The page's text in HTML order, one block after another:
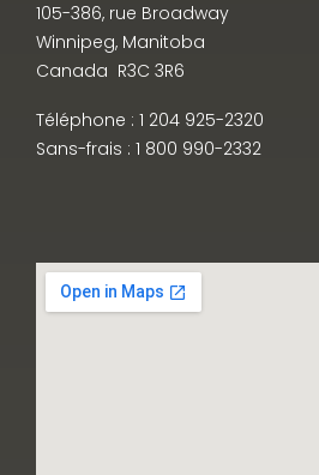
105-386, rue Broadway
Winnipeg, Manitoba
Canada R3C 3R6
Téléphone : 1 204 925-2320
Sans-frais : 1 800 990-2332